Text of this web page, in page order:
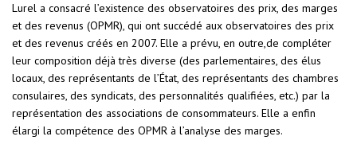
Lurel a consacré l’existence des observatoires des prix, des marges
et des revenus (OPMR), qui ont succédé aux observatoires des prix
et des revenus créés en 2007. Elle a prévu, en outre,de compléter
leur composition déjà très diverse (des parlementaires, des élus
locaux, des représentants de l’État, des représentants des chambres
consulaires, des syndicats, des personnalités qualifiées, etc.) par la
représentation des associations de consommateurs. Elle a enfin
élargi la compétence des OPMR à l’analyse des marges.